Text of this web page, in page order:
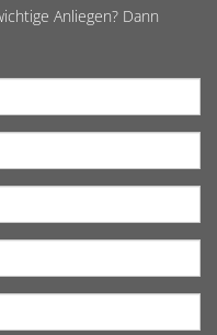
Anliegen? Dann